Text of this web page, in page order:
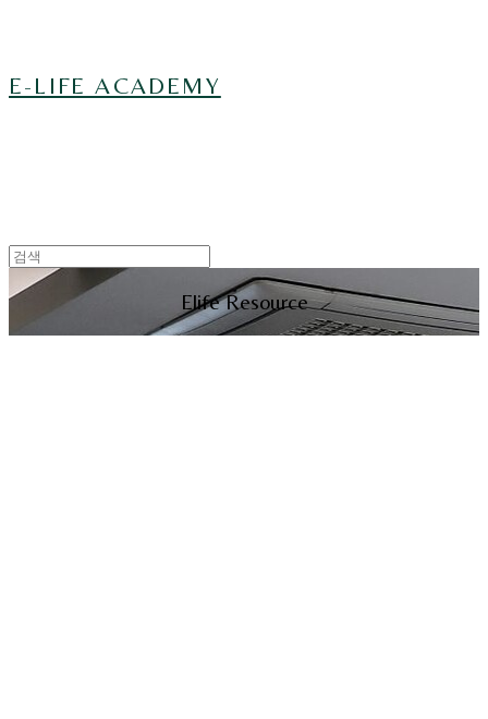
E-LIFE ACADEMY
Elife Resource